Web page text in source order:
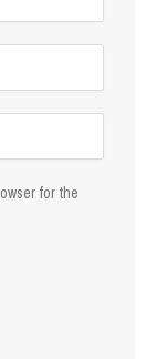
for the